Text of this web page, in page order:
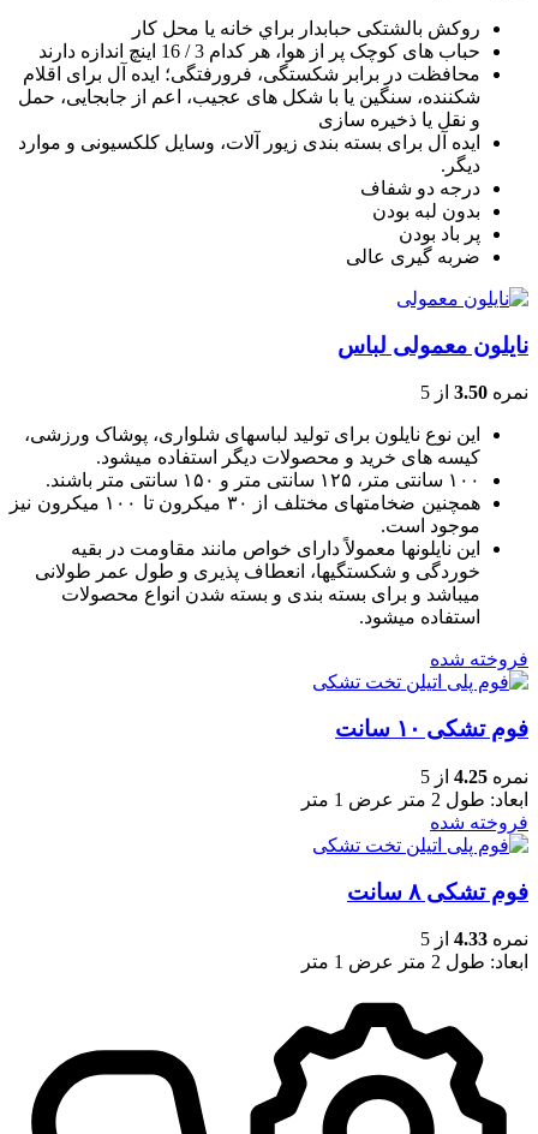
روکش بالشتکی حبابدار براي خانه يا محل کار
حباب های کوچک پر از هوا، هر کدام 3 / 16 اينچ اندازه دارند
محافظت در برابر شکستگی، فرورفتگی؛ ايده آل برای اقلام
شکننده، سنگين يا با شکل های عجيب، اعم از جابجايی، حمل
و نقل يا ذخيره سازی
ایده آل برای بسته بندی زیور آلات، وسایل کلکسیونی و موارد
دیگر.
درجه دو شفاف
بدون لبه بودن
پر باد بودن
ضربه گیری عالی
نایلون معمولی لباس
نمره 3.50 از 5
این نوع نایلون برای تولید لباسهای شلواری، پوشاک ورزشی،
کیسه های خرید و محصولات دیگر استفاده میشود.
۱۰۰ سانتی متر، ۱۲۵ سانتی متر و ۱۵۰ سانتی متر باشند.
همچنین ضخامتهای مختلف از ۳۰ میکرون تا ۱۰۰ میکرون نیز
موجود است.
این نایلونها معمولاً دارای خواص مانند مقاومت در بقیه
خوردگی و شکستگیها، انعطاف پذیری و طول عمر طولانی
میباشد و برای بسته بندی و بسته شدن انواع محصولات
استفاده میشود.
فروخته شده
فوم تشکی ۱۰ سانت
نمره 4.25 از 5
ابعاد: طول 2 متر عرض 1 متر
فروخته شده
فوم تشکی ۸ سانت
نمره 4.33 از 5
ابعاد: طول 2 متر عرض 1 متر